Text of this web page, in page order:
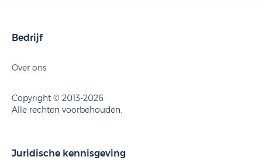
Bedrijf
Over ons
Copyright © 2013-2026
Alle rechten voorbehouden.
Juridische kennisgeving